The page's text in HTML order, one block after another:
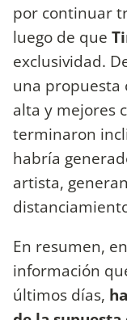
por continuar
luego de que
exclusividad.
una propuesta
alta y mejores
terminaron
habría
artista,
En resumen,
información
últimos días,